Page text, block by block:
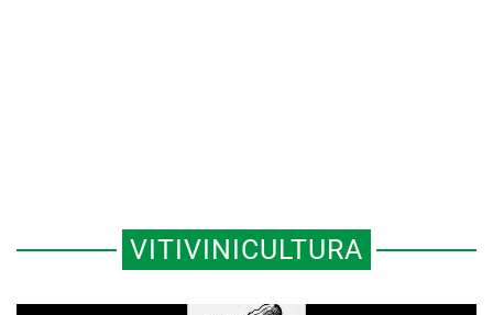
VITIVINICULTURA